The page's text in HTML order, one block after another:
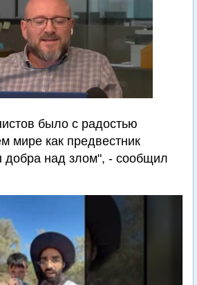
было с радостью
мире как предвестник
добра над злом", - сообщил